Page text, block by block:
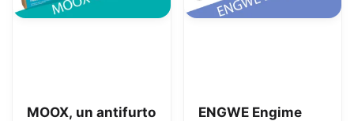
MOOX, un antifurto
ENGWE Engime